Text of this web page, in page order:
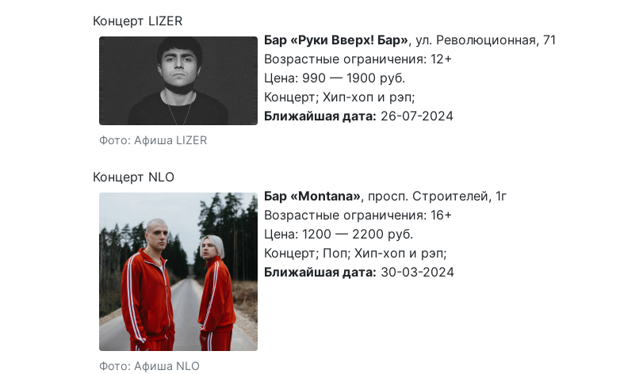
Концерт LIZER
Фото: Афиша LIZER
Бар «Руки Вверх! Бар», ул. Революционная, 71
Возрастные ограничения: 12+
Цена: 990 — 1900 руб.
Концерт; Хип-хоп и рэп;
Ближайшая дата: 26-07-2024
Концерт NLO
Фото: Афиша NLO
Бар «Montana», просп. Строителей, 1г
Возрастные ограничения: 16+
Цена: 1200 — 2200 руб.
Концерт; Поп; Хип-хоп и рэп;
Ближайшая дата: 30-03-2024